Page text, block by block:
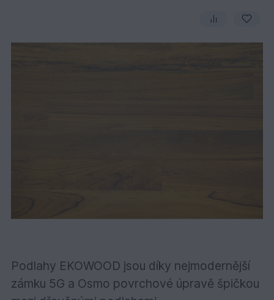
Podlahy EKOWOOD jsou díky nejmodernější
zámku 5G a Osmo povrchové úpravě špičkou